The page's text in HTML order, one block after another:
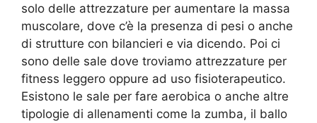
solo delle attrezzature per aumentare la massa
muscolare, dove c’è la presenza di pesi o anche
di strutture con bilancieri e via dicendo. Poi ci
sono delle sale dove troviamo attrezzature per
fitness leggero oppure ad uso fisioterapeutico.
Esistono le sale per fare aerobica o anche altre
tipologie di allenamenti come la zumba, il ballo